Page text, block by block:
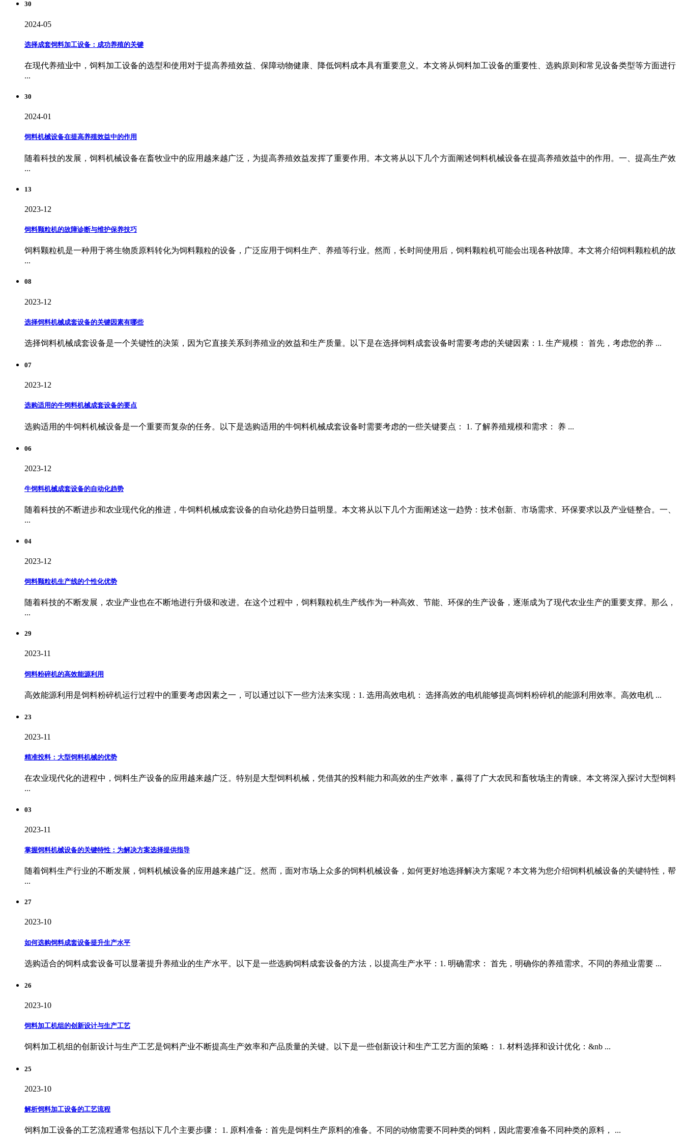
30
2024-05
选择成套饲料加工设备：成功养殖的关键
在现代养殖业中，饲料加工设备的选型和使用对于提高养殖效益、保障动物健康、降低饲料成本具有重要意义。本文将从饲料加工设备的重要性、选购原则和常见设备类型等方面进行
...
30
2024-01
饲料机械设备在提高养殖效益中的作用
随着科技的发展，饲料机械设备在畜牧业中的应用越来越广泛，为提高养殖效益发挥了重要作用。本文将从以下几个方面阐述饲料机械设备在提高养殖效益中的作用。一、提高生产效
...
13
2023-12
饲料颗粒机的故障诊断与维护保养技巧
饲料颗粒机是一种用于将生物质原料转化为饲料颗粒的设备，广泛应用于饲料生产、养殖等行业。然而，长时间使用后，饲料颗粒机可能会出现各种故障。本文将介绍饲料颗粒机的故
...
08
2023-12
选择饲料机械成套设备的关键因素有哪些
选择饲料机械成套设备是一个关键性的决策，因为它直接关系到养殖业的效益和生产质量。以下是在选择饲料成套设备时需要考虑的关键因素：1. 生产规模： 首先，考虑您的养 ...
07
2023-12
选购适用的牛饲料机械成套设备的要点
选购适用的牛饲料机械设备是一个重要而复杂的任务。以下是选购适用的牛饲料机械成套设备时需要考虑的一些关键要点： 1. 了解养殖规模和需求： 养 ...
06
2023-12
牛饲料机械成套设备的自动化趋势
随着科技的不断进步和农业现代化的推进，牛饲料机械成套设备的自动化趋势日益明显。本文将从以下几个方面阐述这一趋势：技术创新、市场需求、环保要求以及产业链整合。一、
...
04
2023-12
饲料颗粒机生产线的个性化优势
随着科技的不断发展，农业产业也在不断地进行升级和改进。在这个过程中，饲料颗粒机生产线作为一种高效、节能、环保的生产设备，逐渐成为了现代农业生产的重要支撑。那么，
...
29
2023-11
饲料粉碎机的高效能源利用
高效能源利用是饲料粉碎机运行过程中的重要考虑因素之一，可以通过以下一些方法来实现：1. 选用高效电机： 选择高效的电机能够提高饲料粉碎机的能源利用效率。高效电机 ...
23
2023-11
精准投料：大型饲料机械的优势
在农业现代化的进程中，饲料生产设备的应用越来越广泛。特别是大型饲料机械，凭借其的投料能力和高效的生产效率，赢得了广大农民和畜牧场主的青睐。本文将深入探讨大型饲料
...
03
2023-11
掌握饲料机械设备的关键特性：为解决方案选择提供指导
随着饲料生产行业的不断发展，饲料机械设备的应用越来越广泛。然而，面对市场上众多的饲料机械设备，如何更好地选择解决方案呢？本文将为您介绍饲料机械设备的关键特性，帮
...
27
2023-10
如何选购饲料成套设备提升生产水平
选购适合的饲料成套设备可以显著提升养殖业的生产水平。以下是一些选购饲料成套设备的方法，以提高生产水平：1. 明确需求： 首先，明确你的养殖需求。不同的养殖业需要 ...
26
2023-10
饲料加工机组的创新设计与生产工艺
饲料加工机组的创新设计与生产工艺是饲料产业不断提高生产效率和产品质量的关键。以下是一些创新设计和生产工艺方面的策略： 1. 材料选择和设计优化：&nb ...
25
2023-10
解析饲料加工设备的工艺流程
饲料加工设备的工艺流程通常包括以下几个主要步骤： 1. 原料准备：首先是饲料生产原料的准备。不同的动物需要不同种类的饲料，因此需要准备不同种类的原料， ...